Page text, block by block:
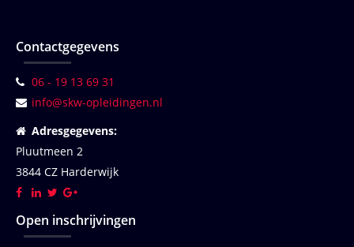
Contactgegevens
06 - 19 13 69 31
info@skw-opleidingen.nl
Adresgegevens:
Pluutmeen 2
3844 CZ Harderwijk
Open inschrijvingen